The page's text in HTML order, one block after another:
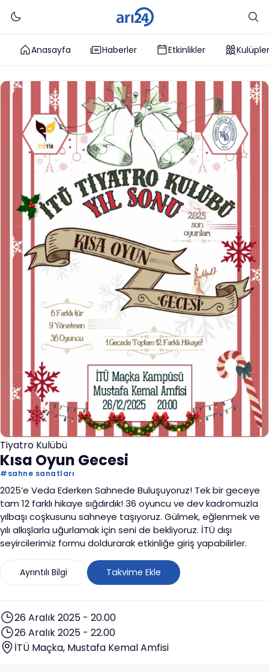
Anasayfa Haberler Etkinlikler Kulüpler
Tiyatro Kulübü
Kısa Oyun Gecesi
#sahne sanatları
2025’e Veda Ederken Sahnede Buluşuyoruz! Tek bir geceye
tam 12 farklı hikaye sığdırdık! 36 oyuncu ve dev kadromuzla
yılbaşı coşkusunu sahneye taşıyoruz. Gülmek, eğlenmek ve
yılı alkışlarla uğurlamak için seni de bekliyoruz. İTÜ dışı
seyircilerimiz formu doldurarak etkinliğe giriş yapabilirler.
Ayrıntılı Bilgi Takvime Ekle
26 Aralık 2025 - 20.00
26 Aralık 2025 - 22.00
İTÜ Maçka, Mustafa Kemal Amfisi